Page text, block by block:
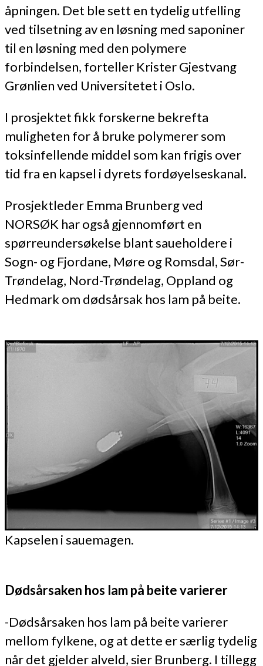
åpningen. Det ble sett en tydelig utfelling
ved tilsetning av en løsning med saponiner
til en løsning med den polymere
forbindelsen, forteller Krister Gjestvang
Grønlien ved Universitetet i Oslo.
I prosjektet fikk forskerne bekrefta
muligheten for å bruke polymerer som
toksinfellende middel som kan frigis over
tid fra en kapsel i dyrets fordøyelseskanal.
Prosjektleder Emma Brunberg ved
NORSØK har også gjennomført en
spørreundersøkelse blant saueholdere i
Sogn- og Fjordane, Møre og Romsdal, Sør-
Trøndelag, Nord-Trøndelag, Oppland og
Hedmark om dødsårsak hos lam på beite.
Kapselen i sauemagen.
Dødsårsaken hos lam på beite varierer
-Dødsårsaken hos lam på beite varierer
mellom fylkene, og at dette er særlig tydelig
når det gjelder alveld, sier Brunberg. I tillegg